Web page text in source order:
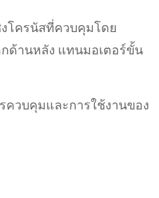
โครนัสที่ควบคุมโดย
กด้านหลัง แทนมอเตอร์ขั้น
ควบคุมและการใช้งานของ